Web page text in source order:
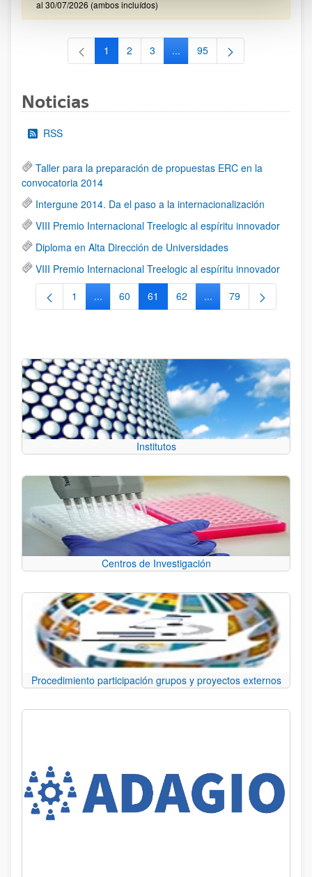
al 30/07/2026 (ambos incluídos)
Página
1 Página
2 Página
3 ...Páginas intermedias Use TAB
Página
95
Noticias
RSS
Taller para la preparación de propuestas ERC en la
convocatoria 2014
Intergune 2014. Da el paso a la internacionalización
VIII Premio Internacional Treelogic al espíritu innovador
Diploma en Alta Dirección de Universidades
VIII Premio Internacional Treelogic al espíritu innovador
Página
1 ...Páginas intermedias Use TAB para desplazarse.
Página
60 Página
61 Página
62 ...Páginas intermedias
Página
79
Institutos
Centros de Investigación
Procedimiento participación grupos y proyectos externos